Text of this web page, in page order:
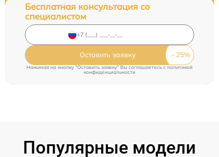
Бесплатная консультация со
специалистом
Оставить заявку
Нажимая на кнопку "Оставить заявку" Вы соглашаетесь cполитикой
конфиденциальности
Популярные модели